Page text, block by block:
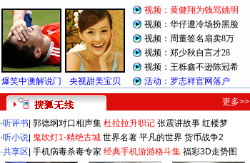
更多>>
·听评书 郭德纲对口相声集 杜拉拉升职记 张震讲故事 红楼梦
·听小说 鬼吹灯1-精绝古城 世界名著 平凡的世界 货币战争2
·共享区 手机病毒杀毒专家 经典手机游游格斗集 福彩3D走势图